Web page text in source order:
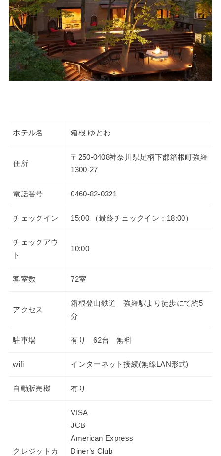
ホテル名 箱根 ゆとわ
住所
〒250-0408神奈川県足柄下郡箱根町強羅
1300-27
電話番号 0460-82-0321
チェックイン 15:00 （最終チェックイン：18:00）
チェックアウ
ト
10:00
客室数 72室
アクセス
箱根登山鉄道 強羅駅より徒歩にて約5
分
駐車場 有り 62台 無料
wifi インターネット接続(無線LAN形式)
自動販売機 有り
クレジットカ
VISA
JCB
American Express
Diner’s Club